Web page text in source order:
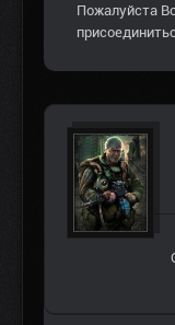
Пожалуйста